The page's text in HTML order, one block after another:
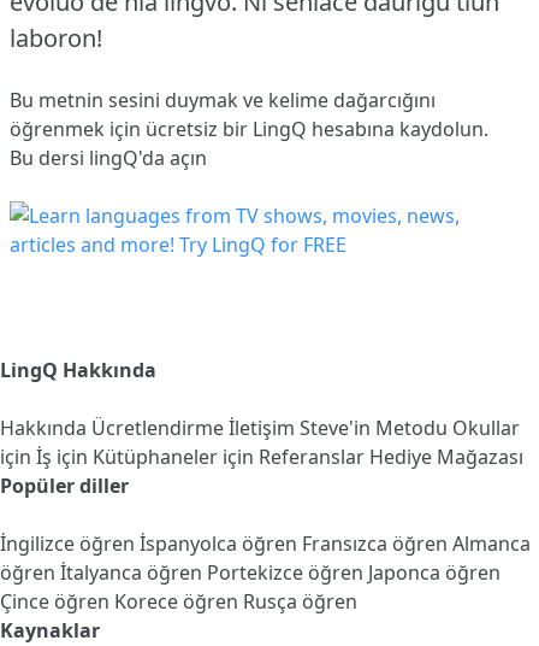
laboron!
Bu metnin sesini duymak ve kelime dağarcığını
öğrenmek için ücretsiz bir LingQ hesabına kaydolun.
Bu dersi lingQ'da açın
LingQ Hakkında
Hakkında Ücretlendirmeİletişim Steve'in Metodu Okullar
için İş için Kütüphaneler için Referanslar Hediye Mağazası
Popüler diller
İngilizce öğren İspanyolca öğren Fransızca öğren Almanca
öğren İtalyanca öğren Portekizce öğren Japonca öğren
Çince öğren Korece öğren Rusça öğren
Kaynaklar